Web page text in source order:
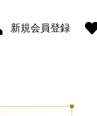
新規会員登録